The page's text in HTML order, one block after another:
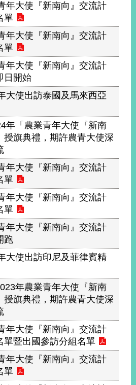
年大使『新南向』交流計
單
年大使『新南向』交流計
單
年大使『新南向』交流計
日開始
大使出訪泰國及馬來西亞
年「農業青年大使『新南
授旗典禮，期許農青大使深
年大使『新南向』交流計
單
年大使『新南向』交流計
單
年大使『新南向』交流計
跑
大使出訪印尼及菲律賓精
年農業青年大使『新南
授旗典禮，期許農青大使深
年大使『新南向』交流計
單暨出國參訪分組名單
年大使『新南向』交流計
單